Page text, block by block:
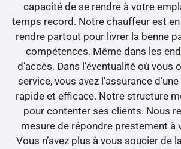
capacité de se rendre à votre
temps record. Notre chauffeur est
rendre partout pour livrer la benne
compétences. Même dans les
d’accès. Dans l’éventualité où vous
service, vous avez l’assurance
rapide et efficace. Notre structure
pour contenter ses clients. Nous
mesure de répondre prestement à
Vous n’avez plus à vous soucier de